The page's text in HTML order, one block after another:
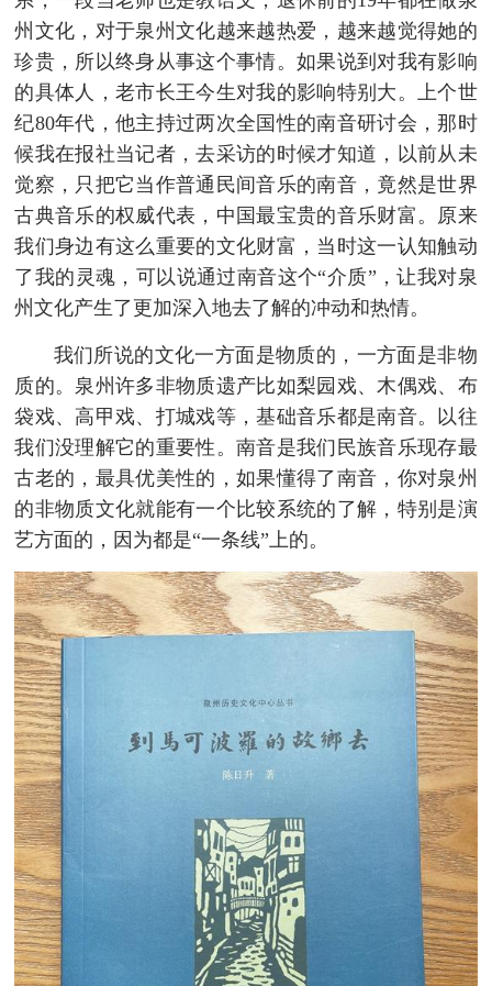
州文化，对于泉州文化越来越热爱，越来越觉得她的
珍贵，所以终身从事这个事情。如果说到对我有影响
的具体人，老市长王今生对我的影响特别大。上个世
纪80年代，他主持过两次全国性的南音研讨会，那时
候我在报社当记者，去采访的时候才知道，以前从未
觉察，只把它当作普通民间音乐的南音，竟然是世界
古典音乐的权威代表，中国最宝贵的音乐财富。原来
我们身边有这么重要的文化财富，当时这一认知触动
了我的灵魂，可以说通过南音这个“介质”，让我对泉
州文化产生了更加深入地去了解的冲动和热情。
我们所说的文化一方面是物质的，一方面是非物
质的。泉州许多非物质遗产比如梨园戏、木偶戏、布
袋戏、高甲戏、打城戏等，基础音乐都是南音。以往
我们没理解它的重要性。南音是我们民族音乐现存最
古老的，最具优美性的，如果懂得了南音，你对泉州
的非物质文化就能有一个比较系统的了解，特别是演
艺方面的，因为都是“一条线”上的。